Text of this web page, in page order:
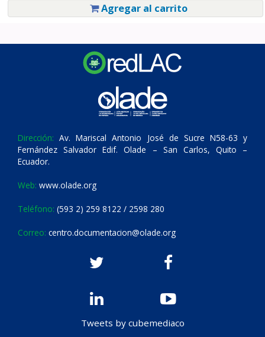
Agregar al carrito
Dirección: Av. Mariscal Antonio José de Sucre N58-63 y
Fernández Salvador Edif. Olade – San Carlos, Quito –
Ecuador.
Web: www.olade.org
Teléfono: (593 2) 259 8122 / 2598 280
Correo: centro.documentacion@olade.org
Tweets by cubemediaco